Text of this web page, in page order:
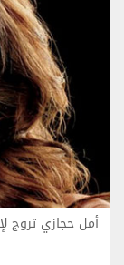
أمل حجازي تروج